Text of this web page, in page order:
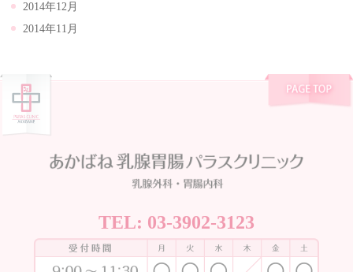
2014年12月
2014年11月
TEL: 03-3902-3123